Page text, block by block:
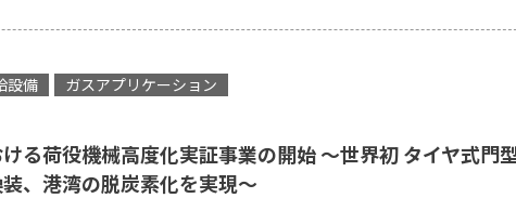
設備
ガスアプリケーション
る荷役機械高度化実証事業の開始 ～世界初 タイヤ式門
、港湾の脱炭素化を実現～